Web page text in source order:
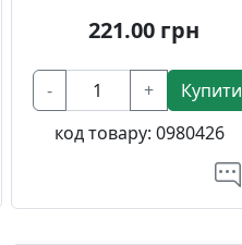
221.00 грн
- +
Купити
код товару: 0980426